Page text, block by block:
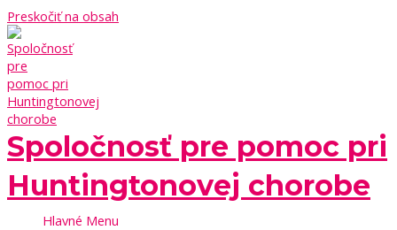
Preskočiť na obsah
Spoločnosť pre pomoc pri
Huntingtonovej chorobe
Hlavné Menu